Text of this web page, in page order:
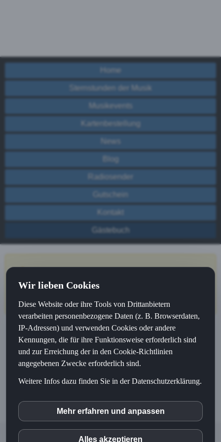
Home
Sternstunden der Musik
Musikevents
Kartenbestellung
News
Blog
Radiosender
Gutschein
Kontakt
Gästebuch
Barbara Galle |Impressum|
Wir lieben Cookies
Diese Website oder ihre Tools von Drittanbietern
verarbeiten personenbezogene Daten (z. B. Browserdaten,
IP-Adressen) und verwenden Cookies oder andere
Kennungen, die für ihre Funktionsweise erforderlich sind
und zur Erreichung der in den Cookie-Richtlinien
angegebenen Zwecke erforderlich sind.
Weitere Infos dazu finden Sie in der Datenschutzerklärung.
inCMS
Mehr erfahren und anpassen
Alles akzeptieren